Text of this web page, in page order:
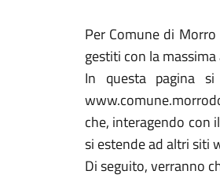
Per Comune di
gestiti con la
In questa pagina
che, interagendo con
si estende ad altri siti
Di seguito, verranno